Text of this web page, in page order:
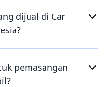
dijual di Car
pemasangan